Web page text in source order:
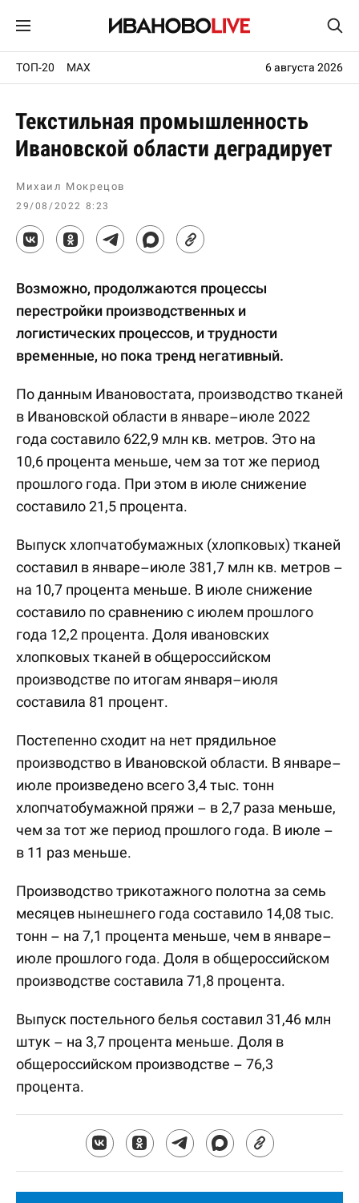
ТОП-20 MAX 6 августа 2026
Текстильная промышленность
Ивановской области деградирует
Михаил Мокрецов
29/08/2022 8:23
Возможно, продолжаются процессы
перестройки производственных и
логистических процессов, и трудности
временные, но пока тренд негативный.
По данным Ивановостата, производство тканей
в Ивановской области в январе–июле 2022
года составило 622,9 млн кв. метров. Это на
10,6 процента меньше, чем за тот же период
прошлого года. При этом в июле снижение
составило 21,5 процента.
Выпуск хлопчатобумажных (хлопковых) тканей
составил в январе–июле 381,7 млн кв. метров –
на 10,7 процента меньше. В июле снижение
составило по сравнению с июлем прошлого
года 12,2 процента. Доля ивановских
хлопковых тканей в общероссийском
производстве по итогам января–июля
составила 81 процент.
Постепенно сходит на нет прядильное
производство в Ивановской области. В январе–
июле произведено всего 3,4 тыс. тонн
хлопчатобумажной пряжи – в 2,7 раза меньше,
чем за тот же период прошлого года. В июле –
в 11 раз меньше.
Производство трикотажного полотна за семь
месяцев нынешнего года составило 14,08 тыс.
тонн – на 7,1 процента меньше, чем в январе–
июле прошлого года. Доля в общероссийском
производстве составила 71,8 процента.
Выпуск постельного белья составил 31,46 млн
штук – на 3,7 процента меньше. Доля в
общероссийском производстве – 76,3
процента.